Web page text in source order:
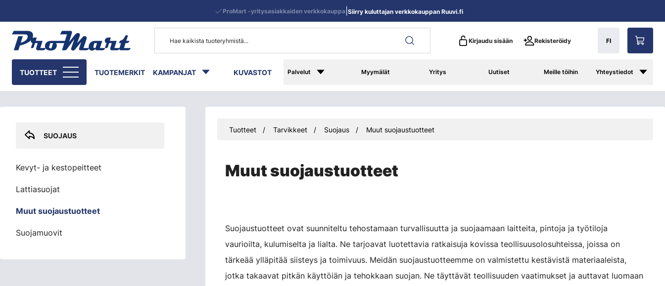
Kirjaudu sisään Rekisteröidy FI
TUOTTEET TUOTEMERKIT KAMPANJAT KUVASTOT Palvelut Myymälät Yritys Uutiset Meille töihin Yhteystiedot
ProMart -yritysasiakkaiden verkkokauppa| Siirry kuluttajan verkkokauppan Ruuvi.fi
Tuotteet Tarvikkeet Suojaus Muut suojaustuotteet
Muut suojaustuotteet
Suojaustuotteet ovat suunniteltu tehostamaan turvallisuutta ja suojaamaan laitteita, pintoja ja työtiloja
vaurioilta, kulumiselta ja lialta. Ne tarjoavat luotettavia ratkaisuja kovissa teollisuusolosuhteissa, joissa on
tärkeää ylläpitää siisteys ja toimivuus. Meidän suojaustuotteemme on valmistettu kestävistä materiaaleista,
jotka takaavat pitkän käyttöiän ja tehokkaan suojan. Ne täyttävät teollisuuden vaatimukset ja auttavat luomaan
SUOJAUS
Kevyt- ja kestopeitteet
Lattiasuojat
Muut suojaustuotteet
Suojamuovit